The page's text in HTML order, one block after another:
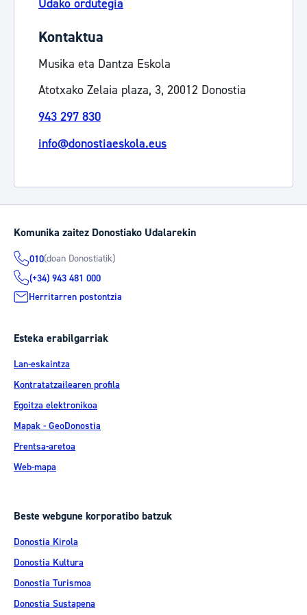
Udako ordutegia
Kontaktua
Musika eta Dantza Eskola
Atotxako Zelaia plaza, 3, 20012 Donostia
943 297 830
info@donostiaeskola.eus
Komunika zaitez Donostiako Udalarekin
010(doan Donostiatik)
(+34) 943 481 000
Herritarren postontzia
Esteka erabilgarriak
Lan-eskaintza
Kontratatzailearen profila
Egoitza elektronikoa
Mapak - GeoDonostia
Prentsa-aretoa
Web-mapa
Beste webgune korporatibo batzuk
Donostia Kirola
Donostia Kultura
Donostia Turismoa
Donostia Sustapena